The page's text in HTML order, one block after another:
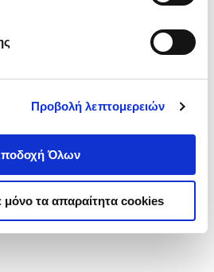
Προβολή λεπτομερειών
Όλων
μόνο τα απαραίτητα cookies